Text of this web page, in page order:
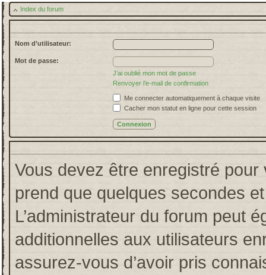
Index du forum
Nom d’utilisateur:
Mot de passe:
J’ai oublié mon mot de passe
Renvoyer l’e-mail de confirmation
Me connecter automatiquement à chaque visite
Cacher mon statut en ligne pour cette session
Vous devez être enregistré pour
prend que quelques secondes
L’administrateur du forum peut
additionnelles aux utilisateurs
assurez-vous d’avoir pris